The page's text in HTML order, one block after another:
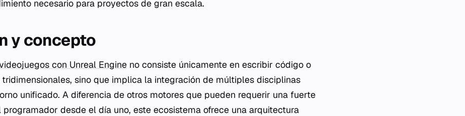
necesario para proyectos de gran escala.
y concepto
con Unreal Engine no consiste únicamente en escribir código o
sino que implica la integración de múltiples disciplinas
unificado. A diferencia de otros motores que pueden requerir una fuerte
desde el día uno, este ecosistema ofrece una arquitectura